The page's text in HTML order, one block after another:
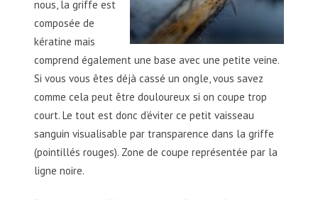
nous, la griffe est
composée de
kératine mais
comprend également une base avec une petite veine.
Si vous vous êtes déjà cassé un ongle, vous savez
comme cela peut être douloureux si on coupe trop
court. Le tout est donc d’éviter ce petit vaisseau
sanguin visualisable par transparence dans la griffe
(pointillés rouges). Zone de coupe représentée par la
ligne noire.